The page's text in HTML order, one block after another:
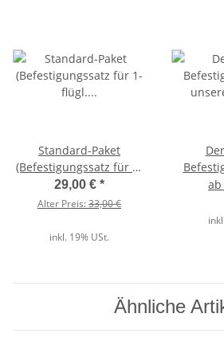
gewerbliche Nebenräume.
Standard-Paket
(Befestigungssatz für 1-
flügl. Türen und
Profilzylinder 30|30)
29,00 € *
Alter Preis:33,00 €
inkl. 19% USt.
ab
Ähnliche